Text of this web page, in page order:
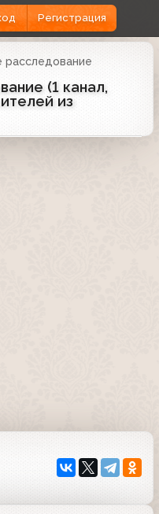
Регистрация
расследование
(1 канал,
из